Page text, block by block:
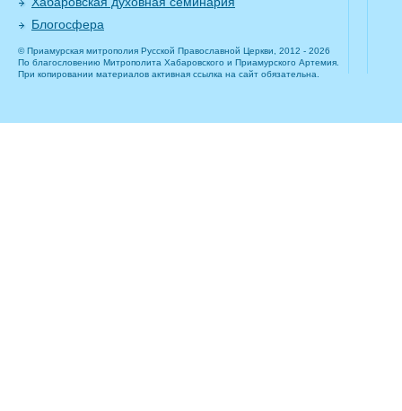
Блогосфера
© Приамурская митрополия Русской Православной Церкви, 2012 - 2026
По благословению Митрополита Хабаровского и Приамурского Артемия.
При копировании материалов активная ссылка на сайт обязательна.